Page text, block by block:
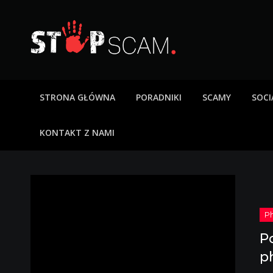
content
STRONA GŁÓWNA PORADNIKI SCAMY
KONTAKT Z NAMI